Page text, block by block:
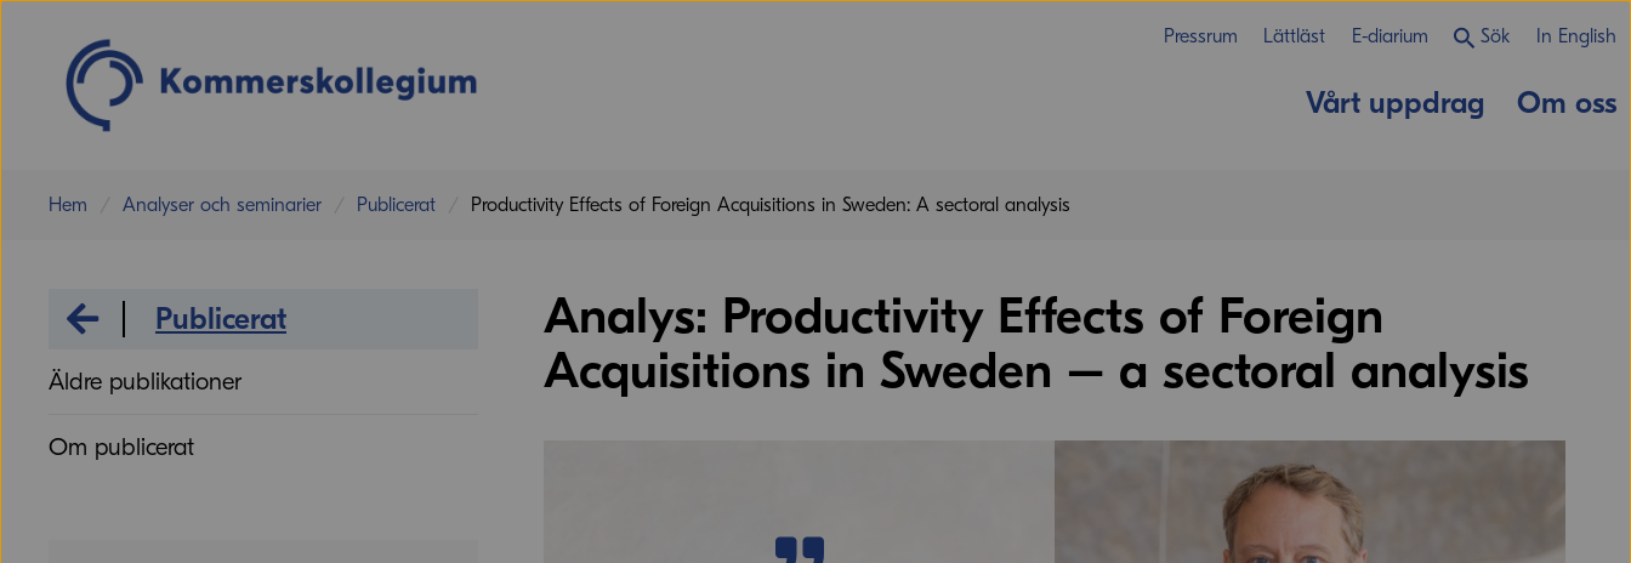
Pressrum Lättläst E-diarium Sök In English
Vårt uppdrag Om oss
Hem Analyser och seminarier Publicerat Productivity Effects of Foreign Acquisitions in Sweden: A sectoral analysis
Analyser och seminarier
Publicerat
Äldre publikationer
Om publicerat
Analys: Productivity Effects of Foreign
Acquisitions in Sweden – a sectoral analysis